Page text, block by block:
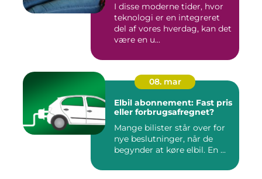
I disse moderne tider, hvor
teknologi er en integreret
del af vores hverdag, kan det
være en u...
08. mar
Elbil abonnement: Fast pris
eller forbrugsafregnet?
Mange bilister står over for
nye beslutninger, når de
begynder at køre elbil. En ...